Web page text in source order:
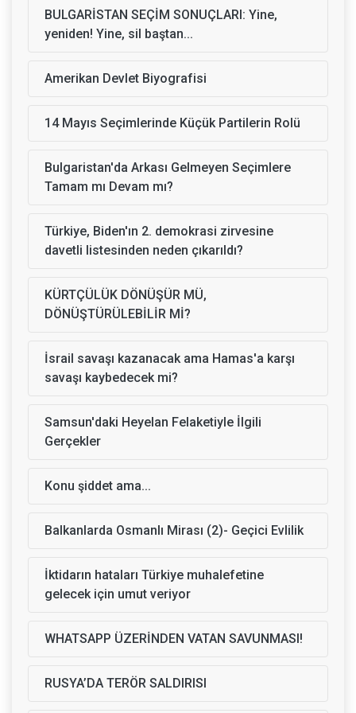
BULGARİSTAN SEÇİM SONUÇLARI: Yine,
yeniden! Yine, sil baştan...
Amerikan Devlet Biyografisi
14 Mayıs Seçimlerinde Küçük Partilerin Rolü
Bulgaristan'da Arkası Gelmeyen Seçimlere
Tamam mı Devam mı?
Türkiye, Biden'ın 2. demokrasi zirvesine
davetli listesinden neden çıkarıldı?
KÜRTÇÜLÜK DÖNÜŞÜR MÜ,
DÖNÜŞTÜRÜLEBİLİR Mİ?
İsrail savaşı kazanacak ama Hamas'a karşı
savaşı kaybedecek mi?
Samsun'daki Heyelan Felaketiyle İlgili
Gerçekler
Konu şiddet ama...
Balkanlarda Osmanlı Mirası (2)- Geçici Evlilik
İktidarın hataları Türkiye muhalefetine
gelecek için umut veriyor
WHATSAPP ÜZERİNDEN VATAN SAVUNMASI!
RUSYA’DA TERÖR SALDIRISI